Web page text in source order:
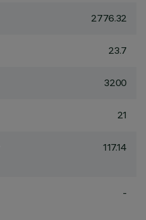
2776.32
23.7
3200
21
117.14
-